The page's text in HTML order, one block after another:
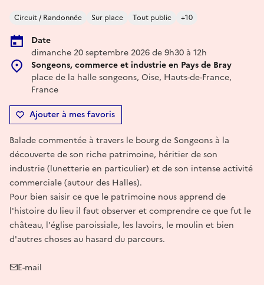
Circuit / Randonnée Sur place Tout public +10
Date
dimanche 20 septembre 2026 de 9h30 à 12h
Songeons, commerce et industrie en Pays de Bray
place de la halle songeons, Oise, Hauts-de-France,
France
Ajouter à mes favoris
Balade commentée à travers le bourg de Songeons à la
découverte de son riche patrimoine, héritier de son
industrie (lunetterie en particulier) et de son intense activité
commerciale (autour des Halles).
Pour bien saisir ce que le patrimoine nous apprend de
l'histoire du lieu il faut observer et comprendre ce que fut le
château, l'église paroissiale, les lavoirs, le moulin et bien
d'autres choses au hasard du parcours.
E-mail